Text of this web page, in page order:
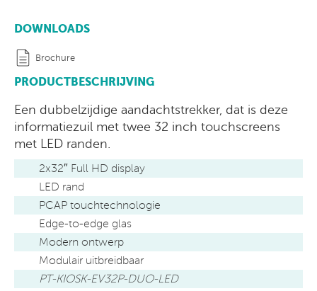
DOWNLOADS
Brochure
PRODUCTBESCHRIJVING
Een dubbelzijdige aandachtstrekker, dat is deze
informatiezuil met twee 32 inch touchscreens
met LED randen.
2x32″ Full HD display
LED rand
PCAP touchtechnologie
Edge-to-edge glas
Modern ontwerp
Modulair uitbreidbaar
PT-KIOSK-EV32P-DUO-LED